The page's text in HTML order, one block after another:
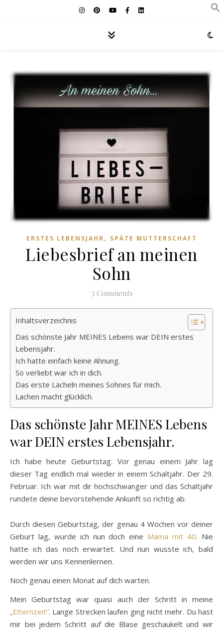
ERSTES LEBENSJAHR, SPÄTE MUTTERSCHAFT
Liebesbrief an meinen
Sohn
5 Comments
Inhaltsverzeichnis
Das schönste Jahr MEINES Lebens war DEIN erstes
Lebensjahr.
Ich hatte einfach keine Ahnung.
So verliebt war ich in dich.
Das erste Lächeln meines Sohnes für mich.
Lachen macht glücklich.
Das schönste Jahr MEINES Lebens
war DEIN erstes Lebensjahr.
Ich habe heute Geburtstag. Vor genau einem Jahr lag
dieser Tag endlich mal wieder in einem Schaltjahr. Der 29.
Februar. Ich war mit dir hochschwanger und das Schaltjahr
rundete deine bevorstehende Ankunft so richtig ab.
Durch diesen Geburtstag, der genau 4 Wochen vor deiner
Geburt lag, wurde ich nun doch eine Mama mit 40. Nie
hätte ich das noch erwartet. Und nun wusste ich, bald
werden wir uns Kennenlernen.
Noch genau einen Monat auf dich warten.
Mein Geburtstag war quasi auch der Schritt in meine
„Elternzeit“. Lange Strecken laufen ging nicht mehr. Du hast
mir bei jedem Schritt auf die Blase geschaukelt und wir